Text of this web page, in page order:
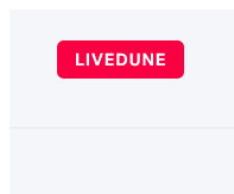
содержимому